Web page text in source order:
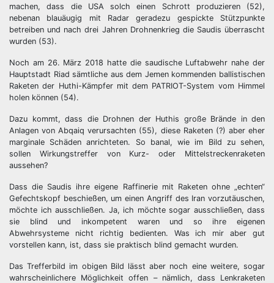
machen, dass die USA solch einen Schrott produzieren (52),
nebenan blauäugig mit Radar geradezu gespickte Stützpunkte
betreiben und nach drei Jahren Drohnenkrieg die Saudis überrascht
wurden (53).
Noch am 26. März 2018 hatte die saudische Luftabwehr nahe der
Hauptstadt Riad sämtliche aus dem Jemen kommenden ballistischen
Raketen der Huthi-Kämpfer mit dem PATRIOT-System vom Himmel
holen können (54).
Dazu kommt, dass die Drohnen der Huthis große Brände in den
Anlagen von Abqaiq verursachten (55), diese Raketen (?) aber eher
marginale Schäden anrichteten. So banal, wie im Bild zu sehen,
sollen Wirkungstreffer von Kurz- oder Mittelstreckenraketen
aussehen?
Dass die Saudis ihre eigene Raffinerie mit Raketen ohne „echten“
Gefechtskopf beschießen, um einen Angriff des Iran vorzutäuschen,
möchte ich ausschließen. Ja, ich möchte sogar ausschließen, dass
sie blind und inkompetent waren und so ihre eigenen
Abwehrsysteme nicht richtig bedienten. Was ich mir aber gut
vorstellen kann, ist, dass sie praktisch blind gemacht wurden.
Das Trefferbild im obigen Bild lässt aber noch eine weitere, sogar
wahrscheinlichere Möglichkeit offen – nämlich, dass Lenkraketen